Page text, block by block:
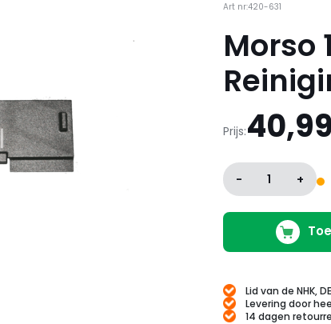
Art nr:420-631
Morso
Prijs:40,99
- 1 +
Lid van de NHK,
Levering door
14 dagen